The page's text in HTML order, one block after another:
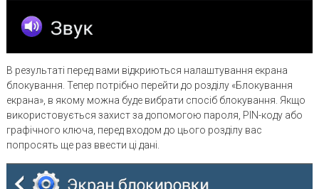
В результаті перед вами відкриються налаштування екрана
блокування. Тепер потрібно перейти до розділу «Блокування
екрана», в якому можна буде вибрати спосіб блокування. Якщо
використовується захист за допомогою пароля, PIN-коду або
графічного ключа, перед входом до цього розділу вас
попросять ще раз ввести ці дані.